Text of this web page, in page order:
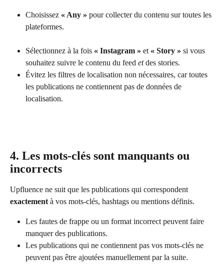
Choisissez « Any » pour collecter du contenu sur toutes les
plateformes.
Sélectionnez à la fois « Instagram » et « Story » si vous
souhaitez suivre le contenu du feed et des stories.
Évitez les filtres de localisation non nécessaires, car toutes
les publications ne contiennent pas de données de
localisation.
4. Les mots-clés sont manquants ou
incorrects
Upfluence ne suit que les publications qui correspondent
exactement à vos mots-clés, hashtags ou mentions définis.
Les fautes de frappe ou un format incorrect peuvent faire
manquer des publications.
Les publications qui ne contiennent pas vos mots-clés ne
peuvent pas être ajoutées manuellement par la suite.